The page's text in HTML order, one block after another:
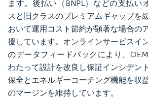
ます。後払い（BNPL）などの支払い
スと旧クラスのプレミアムギャップを
おいて運用コスト節約が顕著な場合の
援しています。オンラインサービスイ
のデータフィードバックにより、
わたって設計を改良し保証インシデン
保全とエネルギーコーチング機能を収
のマージンを維持しています。